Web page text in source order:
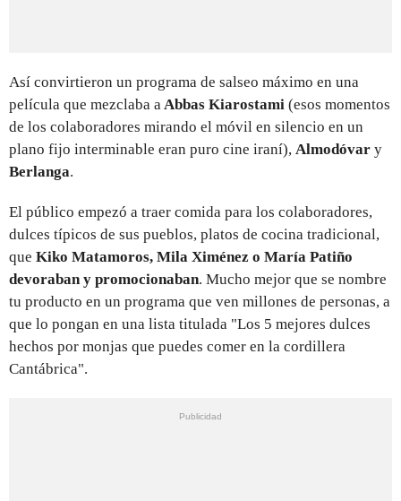
Así convirtieron un programa de salseo máximo en una
película que mezclaba aAbbas Kiarostami (esos momentos
de los colaboradores mirando el móvil en silencio en un
plano fijo interminable eran puro cine iraní), Almodóvar y
Berlanga.
El público empezó a traer comida para los colaboradores,
dulces típicos de sus pueblos, platos de cocina tradicional,
que Kiko Matamoros, Mila Ximénez o María Patiño
devoraban y promocionaban. Mucho mejor que se nombre
tu producto en un programa que ven millones de personas, a
que lo pongan en una lista titulada "Los 5 mejores dulces
hechos por monjas que puedes comer en la cordillera
Cantábrica".